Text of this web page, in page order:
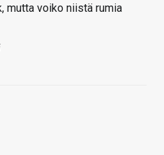
mutta voiko niistä rumia